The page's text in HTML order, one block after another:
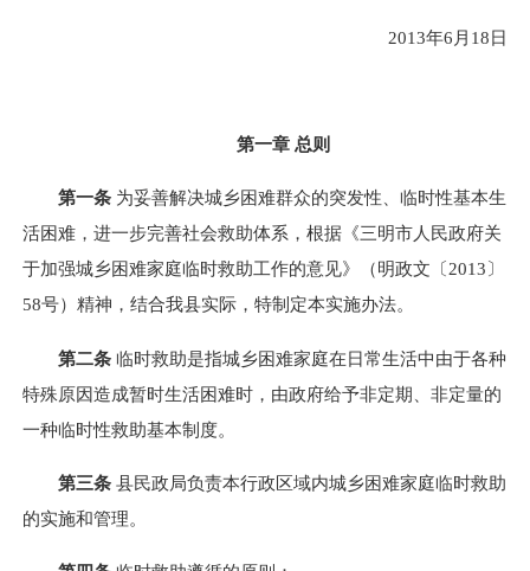
2013年6月18日
第一章 总则
第一条 为妥善解决城乡困难群众的突发性、临时性基本生
活困难，进一步完善社会救助体系，根据《三明市人民政府关
于加强城乡困难家庭临时救助工作的意见》（明政文〔2013〕
58号）精神，结合我县实际，特制定本实施办法。
第二条 临时救助是指城乡困难家庭在日常生活中由于各种
特殊原因造成暂时生活困难时，由政府给予非定期、非定量的
一种临时性救助基本制度。
第三条 县民政局负责本行政区域内城乡困难家庭临时救助
的实施和管理。